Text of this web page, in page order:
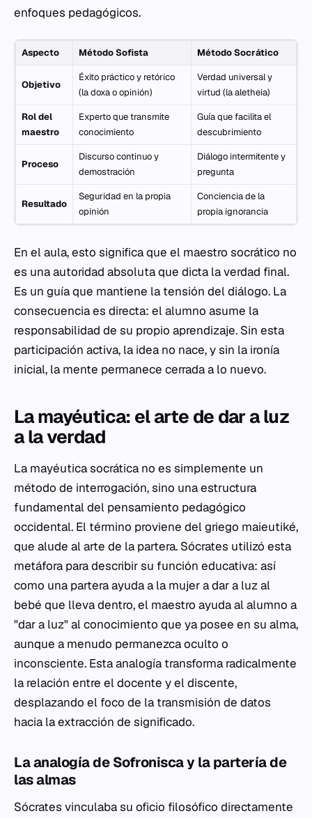
enfoques pedagógicos.
Aspecto Método Sofista Método Socrático
Objetivo
Éxito práctico y retórico
(ladoxao opinión)
Verdad universal y
virtud (laaletheia)
Rol del
maestro
Experto que transmite
conocimiento
Guía que facilita el
descubrimiento
Proceso
Discurso continuo y
demostración
Diálogo intermitente y
pregunta
Resultado
Seguridad en la propia
opinión
Conciencia de la
propia ignorancia
En el aula, esto significa que el maestro socrático no
es una autoridad absoluta que dicta la verdad final.
Es un guía que mantiene la tensión del diálogo. La
consecuencia es directa: el alumno asume la
responsabilidad de su propio aprendizaje. Sin esta
participación activa, la idea no nace, y sin la ironía
inicial, la mente permanece cerrada a lo nuevo.
La mayéutica: el arte de dar a luz
a la verdad
La mayéutica socrática no es simplemente un
método de interrogación, sino una estructura
fundamental del pensamiento pedagógico
occidental. El término proviene del griego maieutiké,
que alude al arte de la partera. Sócrates utilizó esta
metáfora para describir su función educativa: así
como una partera ayuda a la mujer a dar a luz al
bebé que lleva dentro, el maestro ayuda al alumno a
"dar a luz" al conocimiento que ya posee en su alma,
aunque a menudo permanezca oculto o
inconsciente. Esta analogía transforma radicalmente
la relación entre el docente y el discente,
desplazando el foco de la transmisión de datos
hacia la extracción de significado.
La analogía de Sofronisca y la partería de
las almas
Sócrates vinculaba su oficio filosófico directamente